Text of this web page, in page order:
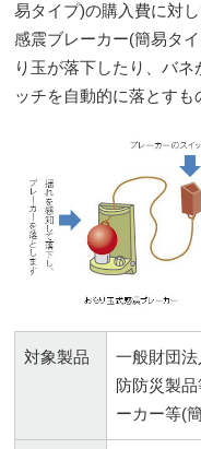
易タイプ)の購入費に対
感震ブレーカー(簡易タ
り玉が落下したり、バ
ッチを自動的に落とすも
対象製品
一般財団
防防災製
ーカー等(